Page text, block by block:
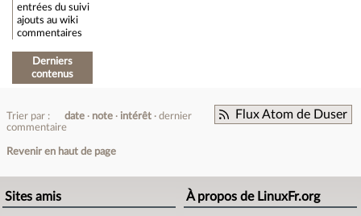
entrées du suivi
ajouts au wiki
commentaires
Derniers
contenus
Flux Atom de Duser
Trier par : date note intérêt
dernier
commentaire
Revenir en haut de page
Sites amis À propos de LinuxFr.org